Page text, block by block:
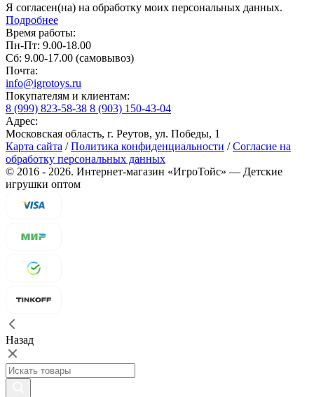
Я согласен(на) на обработку моих персональных данных.
Подробнее
Время работы:
Пн-Пт: 9.00-18.00
Сб: 9.00-17.00 (самовывоз)
Почта:
info@igrotoys.ru
Покупателям и клиентам:
8 (999) 823-58-38 8 (903) 150-43-04
Адрес:
Московская область, г. Реутов, ул. Победы, 1
Карта сайта /Политика конфиденциальности /Согласие на
обработку персональных данных
© 2016 - 2026. Интернет-магазин «ИгроТойс» — Детские
игрушки оптом
Назад